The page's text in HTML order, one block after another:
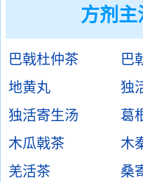
方剂主
巴戟杜仲茶
巴
地黄丸
独
独活寄生汤
葛
木瓜戟茶
木
羌活茶
桑